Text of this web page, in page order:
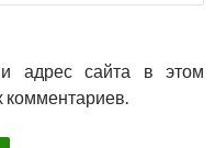
адрес сайта в этом
комментариев.